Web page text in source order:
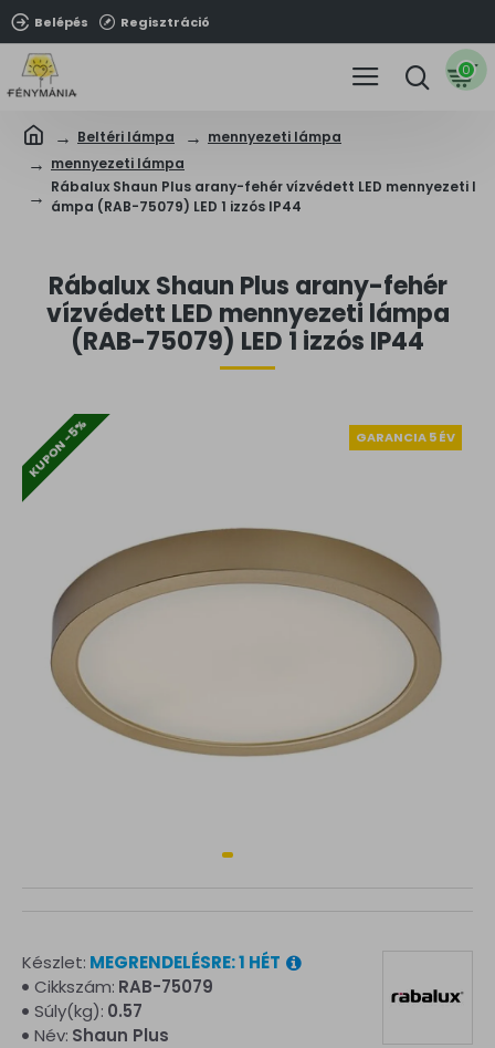
Belépés Regisztráció
0
Beltéri lámpa
mennyezeti lámpa
mennyezeti lámpa
Rábalux Shaun Plus arany-fehér vízvédett LED mennyezeti l
ámpa (RAB-75079) LED 1 izzós IP44
Rábalux Shaun Plus arany-fehér
vízvédett LED mennyezeti lámpa
(RAB-75079) LED 1 izzós IP44
GARANCIA 5 ÉV
KUPON -5%
Készlet: MEGRENDELÉSRE: 1 HÉT
Cikkszám: RAB-75079
Súly(kg): 0.57
Név: Shaun Plus